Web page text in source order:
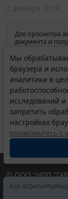
Для просмотра
документа и
изменениях и
документа,
Интернет-
Мы
браузера и
аналитики в
исследований
запретить
настройках
ознакомьтесь с
Erid:
© ООО "НПП
выпускается с
являются